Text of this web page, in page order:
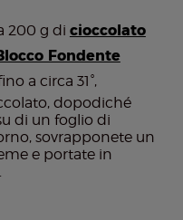
200 g di cioccolato
Fondente
a circa 31°,
dopodiché
di un foglio di
sovrapponete un
e portate in